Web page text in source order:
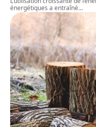
énergétiques a entraîné…